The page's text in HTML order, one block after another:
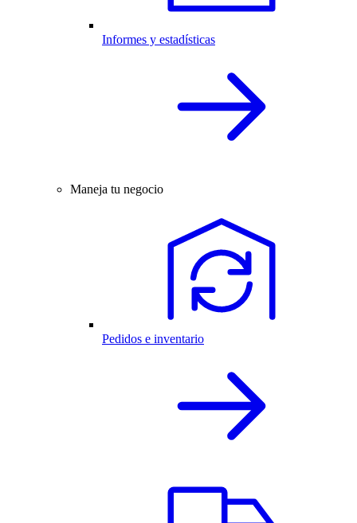
Informes y estadísticas
Maneja tu negocio
Pedidos e inventario